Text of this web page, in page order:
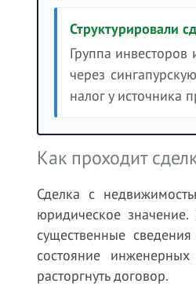
Структурировали
Группа
через
налог у источника
Как проходит
Сделка с
юридическое
существенные
состояние
расторгнуть договор.